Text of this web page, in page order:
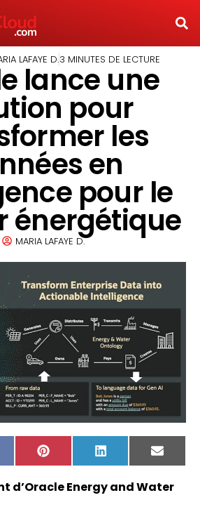
LAFAYE D.3 MINUTES DE LECTURE
lance une
pour
les
en
pour le
énergétique
MARIA LAFAYE D.
Pinterest LinkedIn
Email
d’Oracle Energy and Water